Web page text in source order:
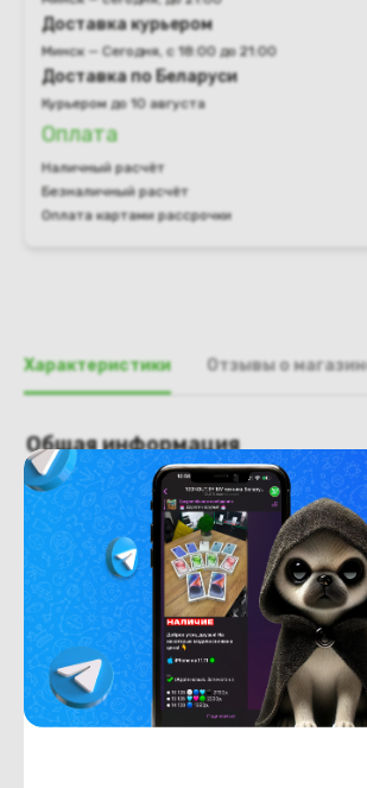
Доставка курьером
Минск — Сегодня, с 18:00 до 21:00
Доставка по Беларуси
Курьером до 10 августа
Оплата
Наличный расчёт
Безналичный расчёт
Оплата картами рассрочки
Характеристики Отзывы о
Общая информация
Производитель
Asus
Тип товара
Крышка
Состояние
Недостатки
состояние,
уточнять у
Состояние
Б/У
Внешний вид
состояние,
уточнять у